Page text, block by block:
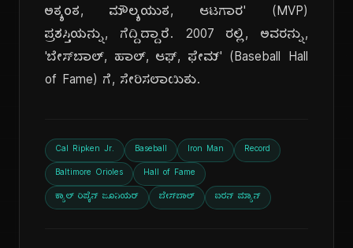
ಅತ್ಯಂತ, ಮೌಲ್ಯಯುತ, ಆಟಗಾರ' (MVP)
ಪ್ರಶಸ್ತಿಯನ್ನು, ಗೆದ್ದಿದ್ದಾರೆ. 2007 ರಲ್ಲಿ, ಅವರನ್ನು,
'ಬೇಸ್‌ಬಾಲ್, ಹಾಲ್, ಆಫ್, ಫೇಮ್' (Baseball Hall
of Fame) ಗೆ, ಸೇರಿಸಲಾಯಿತು.
Cal Ripken Jr. Baseball Iron Man Record
Baltimore Orioles Hall of Fame
ಕ್ಯಾಲ್ ರಿಪ್ಕೆನ್ ಜೂನಿಯರ್ ಬೇಸ್‌ಬಾಲ್ ಐರನ್ ಮ್ಯಾನ್